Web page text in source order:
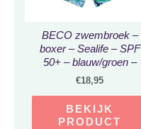
BECO zwembroek –
boxer – Sealife – SPF
50+ – blauw/groen –
maat 104
€18,95
BEKIJK
PRODUCT